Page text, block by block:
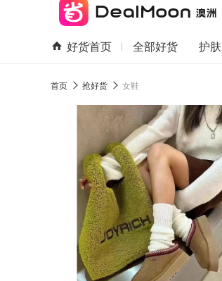
好货首页 全部好货 护肤
首页 抢好货 女鞋